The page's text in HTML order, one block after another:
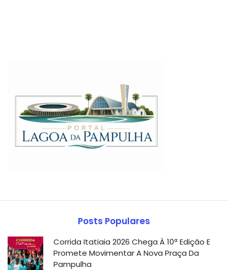
Posts Populares
Corrida Itatiaia 2026 Chega À 10ª Edição E
Promete Movimentar A Nova Praça Da
Pampulha